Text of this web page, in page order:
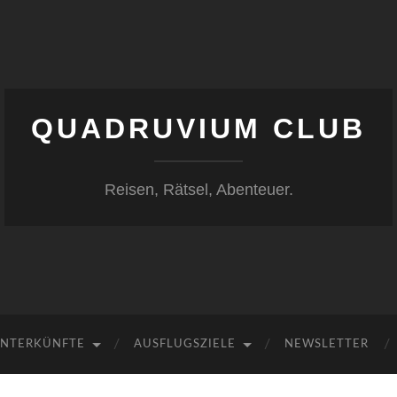
QUADRUVIUM CLUB
Reisen, Rätsel, Abenteuer.
AUSFLUGSZIELE NEWSLETTER